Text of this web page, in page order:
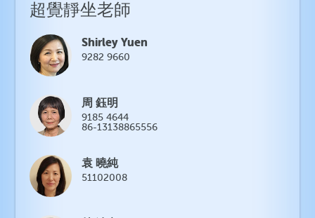
超覺靜坐老師
Shirley Yuen
9282 9660
周 鈺明
9185 4644
86-13138865556
袁 曉純
51102008